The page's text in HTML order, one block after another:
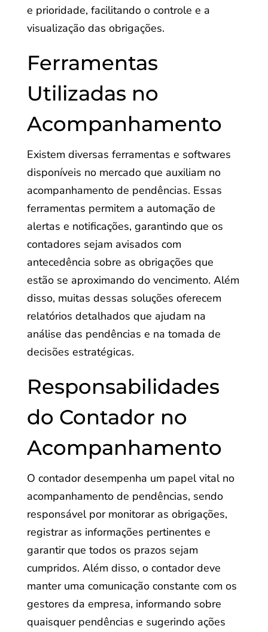
e prioridade, facilitando o controle e a
visualização das obrigações.
Ferramentas
Utilizadas no
Acompanhamento
Existem diversas ferramentas e softwares
disponíveis no mercado que auxiliam no
acompanhamento de pendências. Essas
ferramentas permitem a automação de
alertas e notificações, garantindo que os
contadores sejam avisados com
antecedência sobre as obrigações que
estão se aproximando do vencimento. Além
disso, muitas dessas soluções oferecem
relatórios detalhados que ajudam na
análise das pendências e na tomada de
decisões estratégicas.
Responsabilidades
do Contador no
Acompanhamento
O contador desempenha um papel vital no
acompanhamento de pendências, sendo
responsável por monitorar as obrigações,
registrar as informações pertinentes e
garantir que todos os prazos sejam
cumpridos. Além disso, o contador deve
manter uma comunicação constante com os
gestores da empresa, informando sobre
quaisquer pendências e sugerindo ações